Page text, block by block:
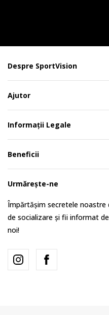
Despre SportVision
Ajutor
Informații Legale
Beneficii
Urmărește-ne
Împărtășim secretele noastre
de socializare și fii informat
noi!